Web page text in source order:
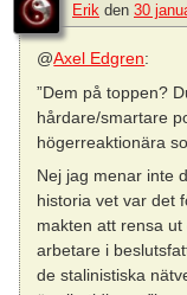
Erik den 30
@Axel Edgren:
”Dem på toppen?
hårdare/smartare
högerreaktionära
Nej jag menar inte
historia vet var det
makten att rensa
arbetare i
de stalinistiska